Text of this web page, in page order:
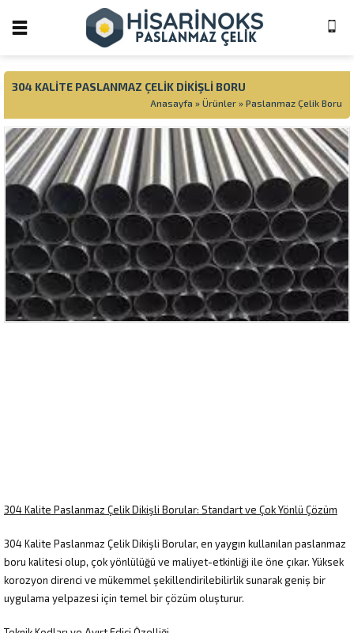
304 KALITE PASLANMAZ ÇELIK DIKIŞLI BORU
Anasayfa » Ürünler » Paslanmaz Çelik Boru
304 Kalite Paslanmaz Çelik Dikişli Borular: Standart ve Çok Yönlü Çözüm
304 Kalite Paslanmaz Çelik Dikişli Borular, en yaygın kullanılan paslanmaz
boru kalitesi olup, çok yönlülüğü ve maliyet-etkinliği ile öne çıkar. Yüksek
korozyon direnci ve mükemmel şekillendirilebilirlik sunarak geniş bir
uygulama yelpazesi için temel bir çözüm oluşturur.